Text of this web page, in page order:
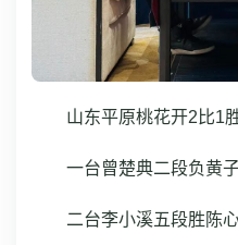
山东平原桃花开2比1
一台曾楚典二段负黄
二台李小溪五段胜陈